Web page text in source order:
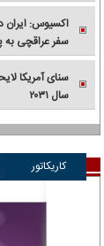
اکسیوس: ایران
سفر عراقچی به
سنای آمریکا
سال ۲۰۳۱
کاریکاتور